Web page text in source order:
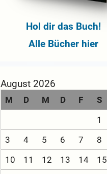
Hol dir das Buch!
Alle Bücher hier
August 2026
M D M D F S
1
3
4 5 6 7 8
10
11 12 13 14 15